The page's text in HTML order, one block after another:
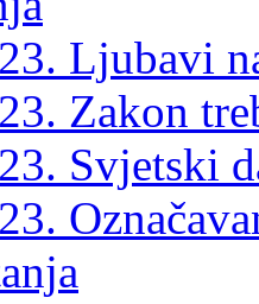
Ljubavi
Zakon
Svjetski